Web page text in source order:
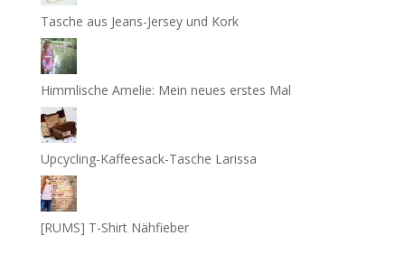
Tasche aus Jeans-Jersey und Kork
Himmlische Amelie: Mein neues erstes Mal
Upcycling-Kaffeesack-Tasche Larissa
[RUMS] T-Shirt Nähfieber